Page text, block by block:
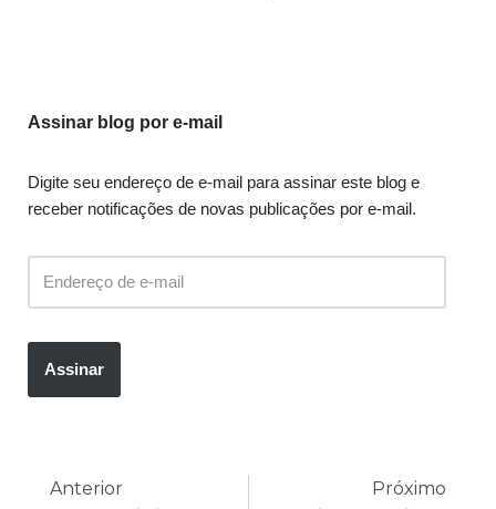
Assinar blog por e-mail
Digite seu endereço de e-mail para assinar este blog e
receber notificações de novas publicações por e-mail.
Assinar
Anterior Próximo